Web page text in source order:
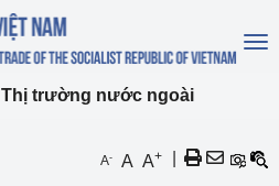
Thị trường nước ngoài
A- A A+